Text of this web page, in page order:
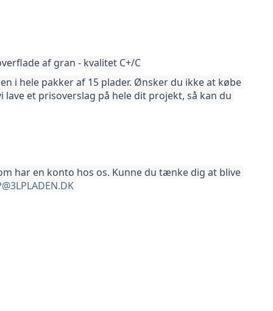
af gran - kvalitet C+/C
i hele pakker af 15 plader. Ønsker du ikke at købe
lave et prisoverslag på hele dit projekt, så kan du
har en konto hos os. Kunne du tænke dig at blive